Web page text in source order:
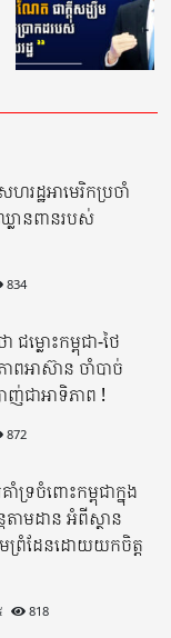
រដ្ឋអាមេរិកប្រចាំ
លានពានរបស់
834
ជម្លោះកម្ពុជា-ថៃ
ពអាស៊ាន ចាំបាច់
ជាអាទិភាព !
872
ទ្រចំពោះកម្ពុជាក្នុង
តាមដាន អំពីស្ថាន
មព្រំដែនដោយយកចិត្ត
818